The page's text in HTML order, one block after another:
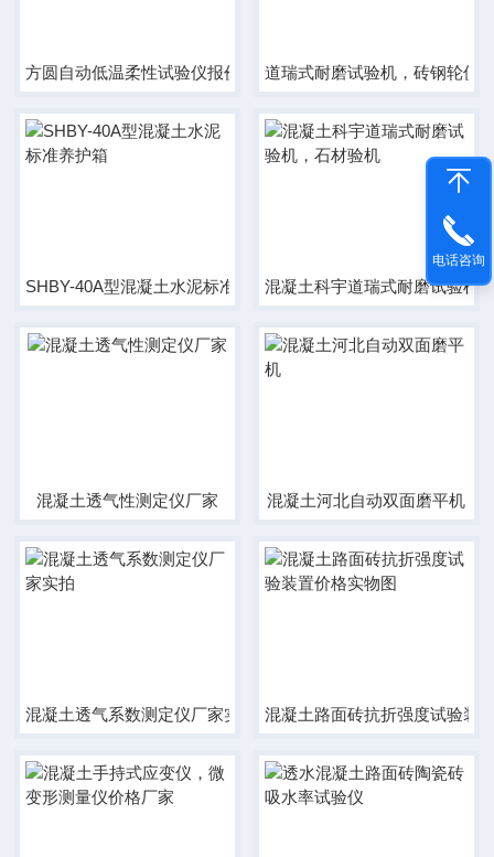
方圆自动低温柔性试验仪报价 道瑞式耐磨试验机，砖钢轮仪
SHBY-40A型混凝土水泥标准养护箱混凝土科宇道瑞式耐磨试验机
混凝土透气性测定仪厂家 混凝土河北自动双面磨平机
混凝土透气系数测定仪厂家实拍 混凝土路面砖抗折强度试验装
电话咨询